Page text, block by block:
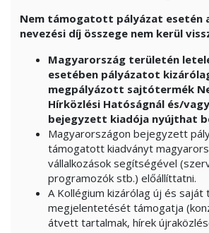
Nem támogatott pályázat esetén
nevezési díj összege nem kerül
Magyarország területén
esetében pályázatot
megpályázott sajtótermék
Hírközlési Hatóságnál és/
bejegyzett kiadója nyújthat
Magyarországon bejegyzett
támogatott kiadványt
vállalkozások segítségével
programozók stb.) előállíttatni.
A Kollégium kizárólag új és saját
megjelentetését támogatja
átvett tartalmak, hírek